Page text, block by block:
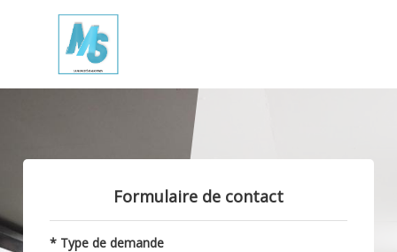
Formulaire de contact
* Type de demande